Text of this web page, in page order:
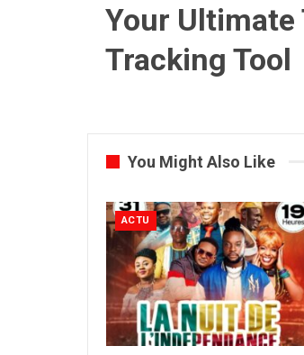
Your Ultimate
Tracking Tool
You Might Also Like
ACTU